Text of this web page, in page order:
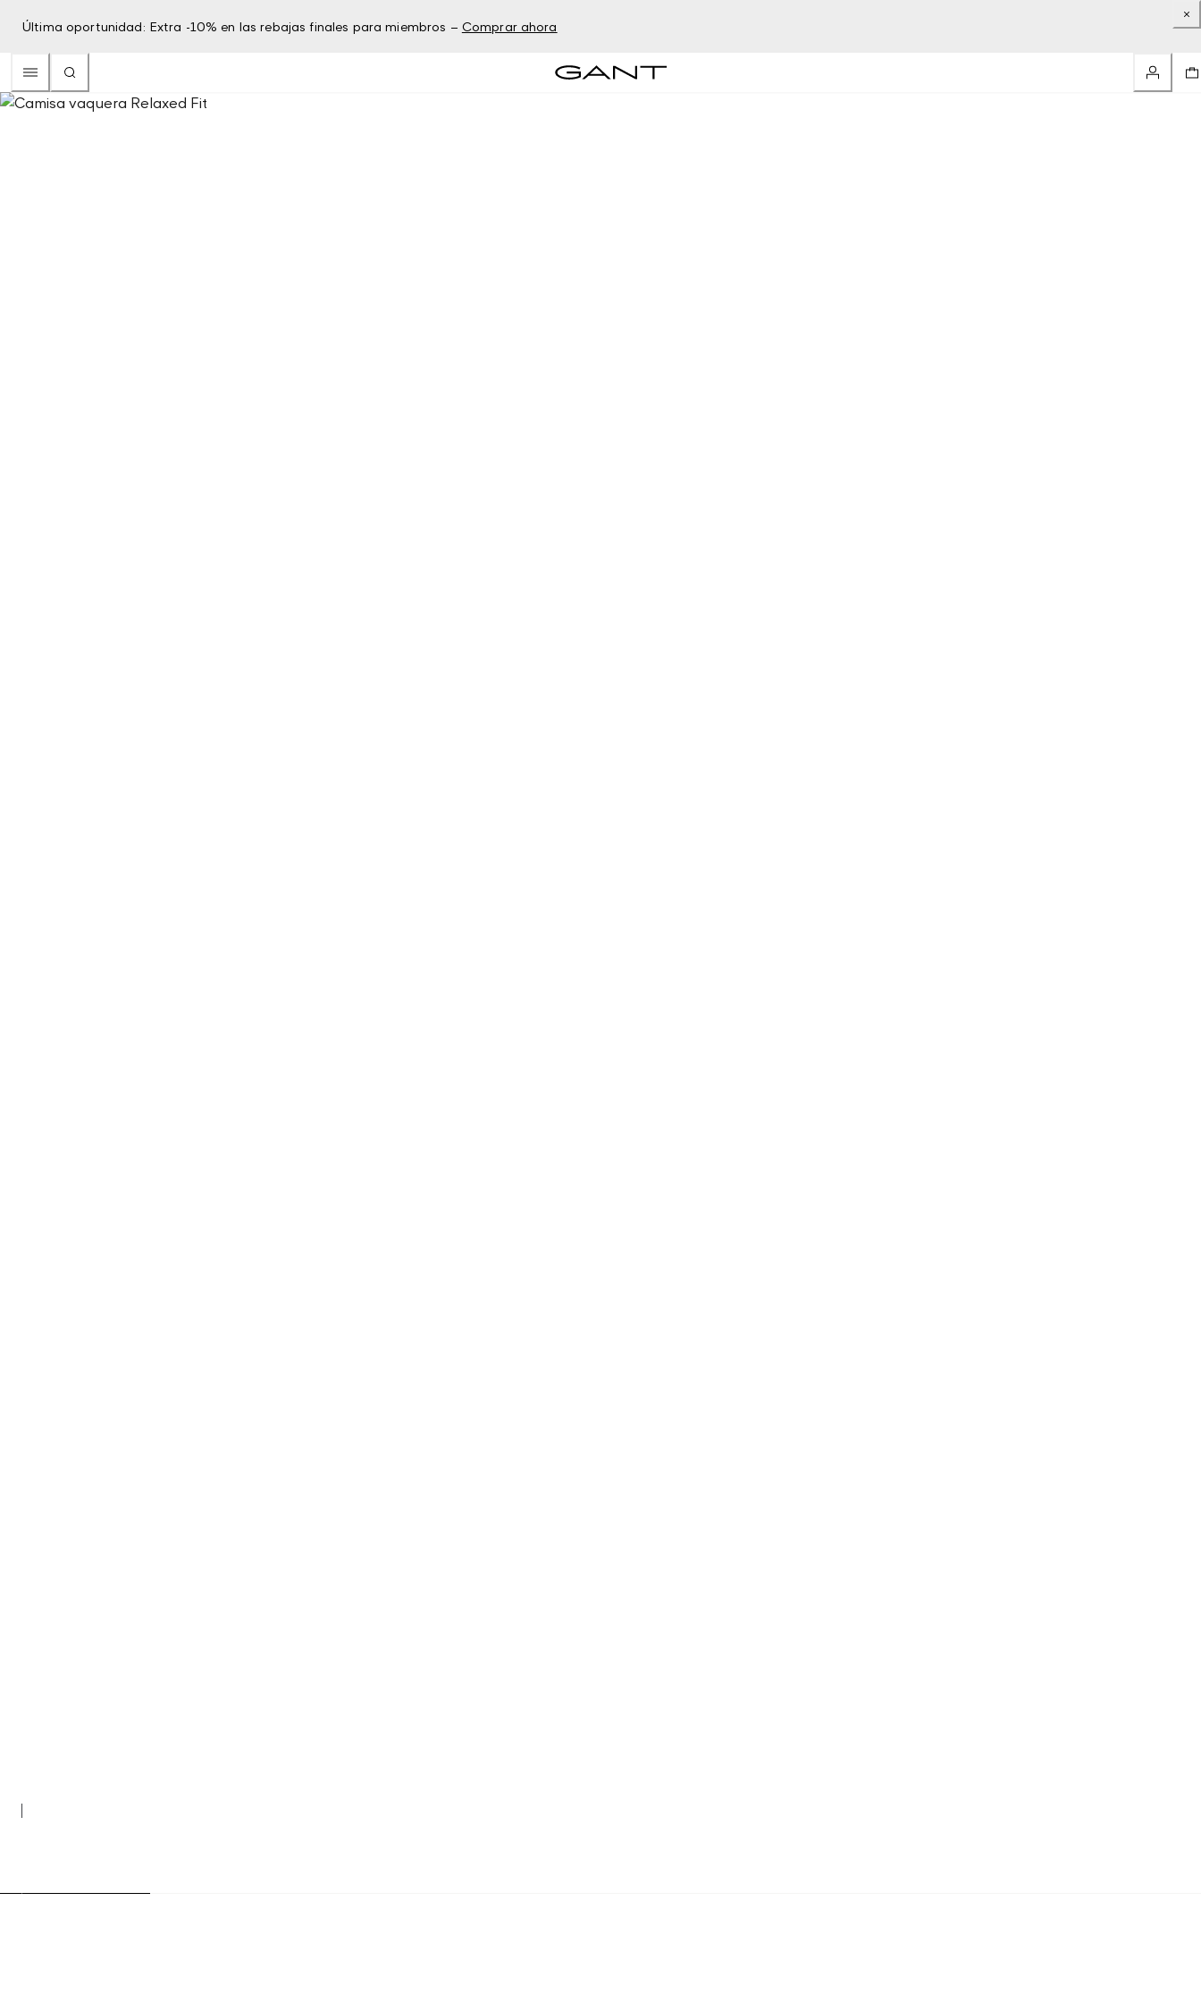
Última oportunidad: Extra -10% en las rebajas finales para miembros – Comprar ahora